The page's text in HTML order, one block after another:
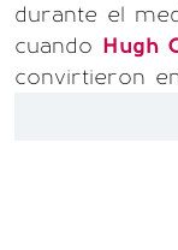
durante el
cuando Hugh
convirtieron